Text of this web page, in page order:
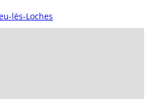
lès-Loches